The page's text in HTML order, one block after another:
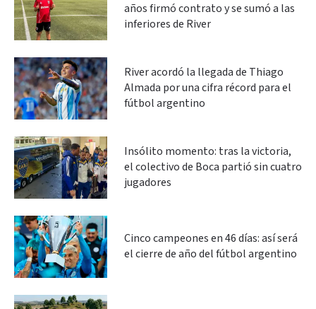
años firmó contrato y se sumó a las
inferiores de River
River acordó la llegada de Thiago
Almada por una cifra récord para el
fútbol argentino
Insólito momento: tras la victoria,
el colectivo de Boca partió sin cuatro
jugadores
Cinco campeones en 46 días: así será
el cierre de año del fútbol argentino